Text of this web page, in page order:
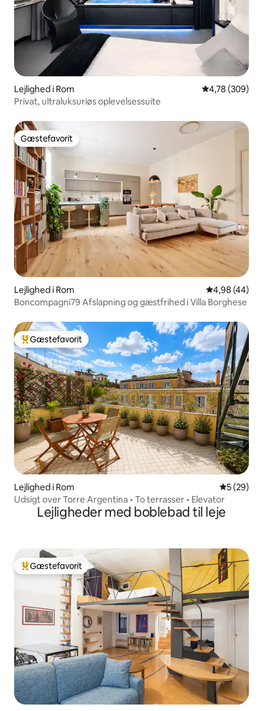
Lejlighed i Rom 4,78 ud af 5 i
4,78 (309)
Privat, ultraluksuriøs oplevelsessuite
Gæstefavorit
Gæstefavorit
Lejlighed i Rom 4,98 ud af 5 i
4,98 (44)
Boncompagni79 Afslapning og gæstfrihed i Villa Borghese
Bedste gæstefavorit
Gæstefavorit
Lejlighed i Rom 5 ud af 5 i
5 (29)
Udsigt over Torre Argentina • To terrasser • Elevator
Lejligheder med boblebad til leje
Bedste gæstefavorit
Gæstefavorit